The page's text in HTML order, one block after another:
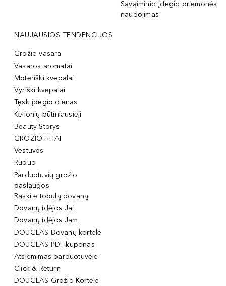
Savaiminio įdegio priemonės
naudojimas
NAUJAUSIOS TENDENCIJOS
Grožio vasara
Vasaros aromatai
Moteriški kvepalai
Vyriški kvepalai
Tęsk įdegio dienas
Kelionių būtiniausieji
Beauty Storys
GROŽIO HITAI
Vestuvės
Ruduo
Parduotuvių grožio
paslaugos
Raskite tobulą dovaną
Dovanų idėjos Jai
Dovanų idėjos Jam
DOUGLAS Dovanų kortelė
DOUGLAS PDF kuponas
Atsiėmimas parduotuvėje
Click & Return
DOUGLAS Grožio Kortelė